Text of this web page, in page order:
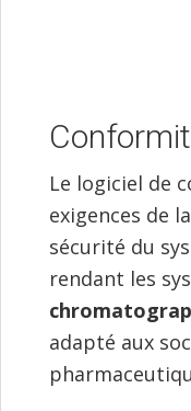
Le logiciel de
exigences de
sécurité du
rendant les
adapté aux